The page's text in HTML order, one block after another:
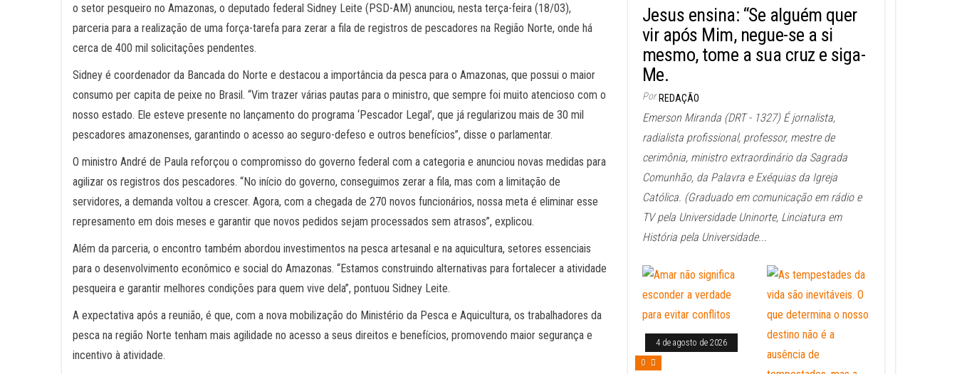
o setor pesqueiro no Amazonas, o deputado federal Sidney Leite (PSD-AM) anunciou, nesta terça-feira (18/03),
parceria para a realização de uma força-tarefa para zerar a fila de registros de pescadores na Região Norte, onde há
cerca de 400 mil solicitações pendentes.
Sidney é coordenador da Bancada do Norte e destacou a importância da pesca para o Amazonas, que possui o maior
consumo per capita de peixe no Brasil. “Vim trazer várias pautas para o ministro, que sempre foi muito atencioso com o
nosso estado. Ele esteve presente no lançamento do programa ‘Pescador Legal’, que já regularizou mais de 30 mil
pescadores amazonenses, garantindo o acesso ao seguro-defeso e outros benefícios”, disse o parlamentar.
O ministro André de Paula reforçou o compromisso do governo federal com a categoria e anunciou novas medidas para
agilizar os registros dos pescadores. “No início do governo, conseguimos zerar a fila, mas com a limitação de
servidores, a demanda voltou a crescer. Agora, com a chegada de 270 novos funcionários, nossa meta é eliminar esse
represamento em dois meses e garantir que novos pedidos sejam processados sem atrasos”, explicou.
Além da parceria, o encontro também abordou investimentos na pesca artesanal e na aquicultura, setores essenciais
para o desenvolvimento econômico e social do Amazonas. “Estamos construindo alternativas para fortalecer a atividade
pesqueira e garantir melhores condições para quem vive dela”, pontuou Sidney Leite.
A expectativa após a reunião, é que, com a nova mobilização do Ministério da Pesca e Aquicultura, os trabalhadores da
pesca na região Norte tenham mais agilidade no acesso a seus direitos e benefícios, promovendo maior segurança e
incentivo à atividade.
Jesus ensina: “Se alguém quer
vir após Mim, negue-se a si
mesmo, tome a sua cruz e siga-
Me.
Por REDAÇÃO
Emerson Miranda (DRT - 1327) É jornalista,
radialista profissional, professor, mestre de
cerimônia, ministro extraordinário da Sagrada
Comunhão, da Palavra e Exéquias da Igreja
Católica. (Graduado em comunicação em rádio e
TV pela Universidade Uninorte, Linciatura em
História pela Universidade...
4 de agosto de 2026
0